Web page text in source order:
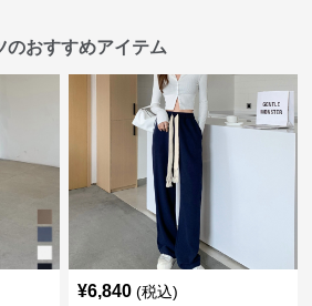
のおすすめアイテム
¥6,840 (税込)